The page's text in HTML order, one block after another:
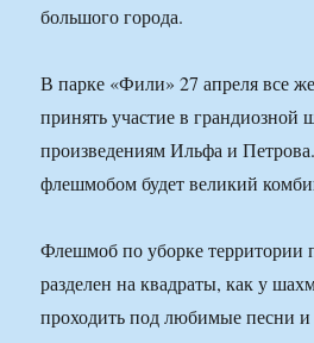
большого города.
В парке «Фили» 27 апреля все
принять участие в грандиозной
произведениям Ильфа и
флешмобом будет великий
Флешмоб по уборке территории
разделен на квадраты, как у
проходить под любимые песни